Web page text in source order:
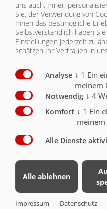
MULDE
RAHMEN/HYDRAULIK
RAHMEN/HYDRAULIK
THERMOAUSSTATTUNG
ASW STONE
| RAHMEN/
Kotflügel
Bausatz mit Universal -
(nicht grundiert), ohne Kotflügel,
mm incl. Muldenbefestigungsteile
uns auch, Ihnen
Sie, der Verwendung von
Ihnen das bestmögliche
Selbstverständlich haben
Einstellungen jederzeit zu
schätzen Ihr Vertrauen in
Analyse ↓ 1 Ein
meinem
Notwendig ↓ 4
Komfort ↓ 1 Ein
Alle Dienste
Alle ablehnen
Impressum Datenschutz